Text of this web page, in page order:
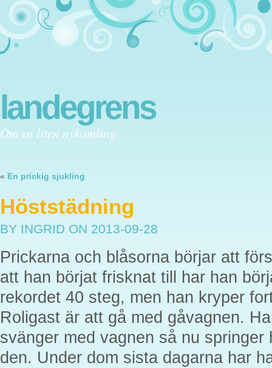
landegrens
Om en liten nykomling
« En prickig sjukling
Höststädning
BY INGRID ON 2013-09-28
Prickarna och blåsorna börjar att
att han börjat frisknat till har han
rekordet 40 steg, men han kryper
Roligast är att gå med gåvagnen.
svänger med vagnen så nu
den. Under dom sista dagarna har